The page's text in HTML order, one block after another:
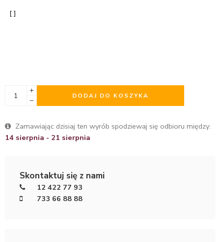
DODAJ DO KOSZYKA
Zamawiając dzisiaj ten wyrób spodziewaj się odbioru między:
14 sierpnia - 21 sierpnia
Skontaktuj się z nami
12 422 77 93
733 66 88 88